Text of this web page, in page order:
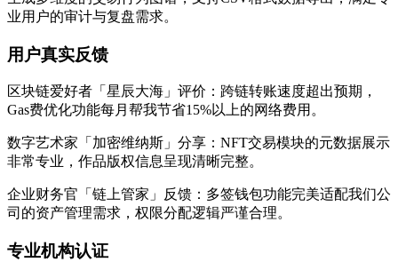
业用户的审计与复盘需求。
用户真实反馈
区块链爱好者「星辰大海」评价：跨链转账速度超出预期，
Gas费优化功能每月帮我节省15%以上的网络费用。
数字艺术家「加密维纳斯」分享：NFT交易模块的元数据展示
非常专业，作品版权信息呈现清晰完整。
企业财务官「链上管家」反馈：多签钱包功能完美适配我们公
司的资产管理需求，权限分配逻辑严谨合理。
专业机构认证